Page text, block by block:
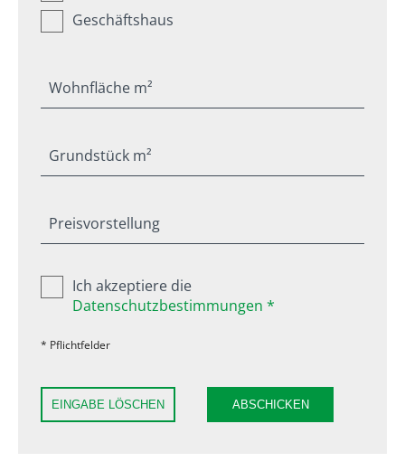
Geschäftshaus
Wohnfläche m²
Grundstück m²
Preisvorstellung
Ich akzeptiere die
Datenschutzbestimmungen *
* Pflichtfelder
EINGABE LÖSCHEN ABSCHICKEN